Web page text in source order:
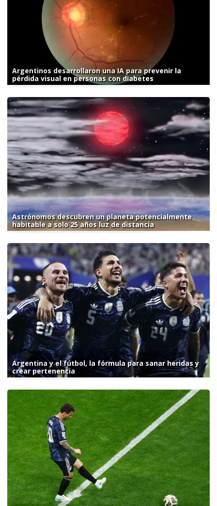
Argentinos desarrollaron una IA para prevenir la
pérdida visual en personas con diabetes
Astrónomos descubren un planeta potencialmente
habitable a solo 25 años luz de distancia
Argentina y el fútbol, la fórmula para sanar heridas y
crear pertenencia